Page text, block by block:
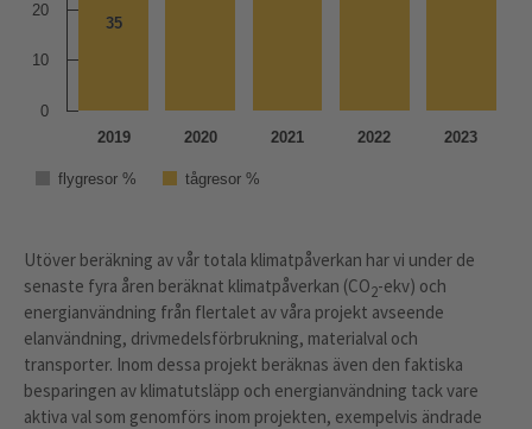
35
35
flygresor % tågresor %
2019 2020 2021 2022 2023
0
10
20
Utöver beräkning av vår totala klimatpåverkan har vi under de
senaste fyra åren beräknat klimatpåverkan (CO2-ekv) och
energianvändning från flertalet av våra projekt avseende
elanvändning, drivmedelsförbrukning, materialval och
transporter. Inom dessa projekt beräknas även den faktiska
besparingen av klimatutsläpp och energianvändning tack vare
aktiva val som genomförs inom projekten, exempelvis ändrade